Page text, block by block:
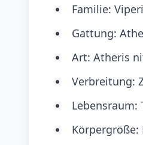
Familie:
Gattung:
Art: Atheris
Verbreitung:
Lebensraum:
Körpergröße: